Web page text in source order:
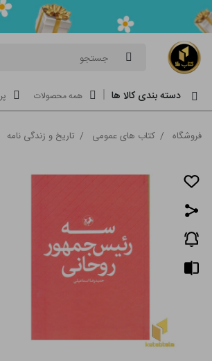
جستجو
دسته بندی کالا ها همه محصولات
فروشگاه / کتاب های عمومی / تاریخ و زندگی نامه